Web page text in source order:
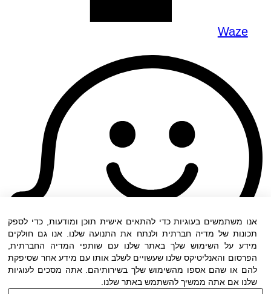
Waze
אנו משתמשים בעוגיות כדי להתאים אישית תוכן ומודעות, כדי לספק
תכונות של מדיה חברתית ולנתח את התנועה שלנו. אנו גם חולקים
מידע על השימוש שלך באתר שלנו עם שותפי המדיה החברתית,
הפרסום והאנליטיקס שלנו שעשויים לשלב אותו עם מידע אחר שסיפקת
להם או שהם אספו מהשימוש שלך בשירותיהם. אתה מסכים לעוגיות
שלנו אם אתה ממשיך להשתמש באתר שלנו.